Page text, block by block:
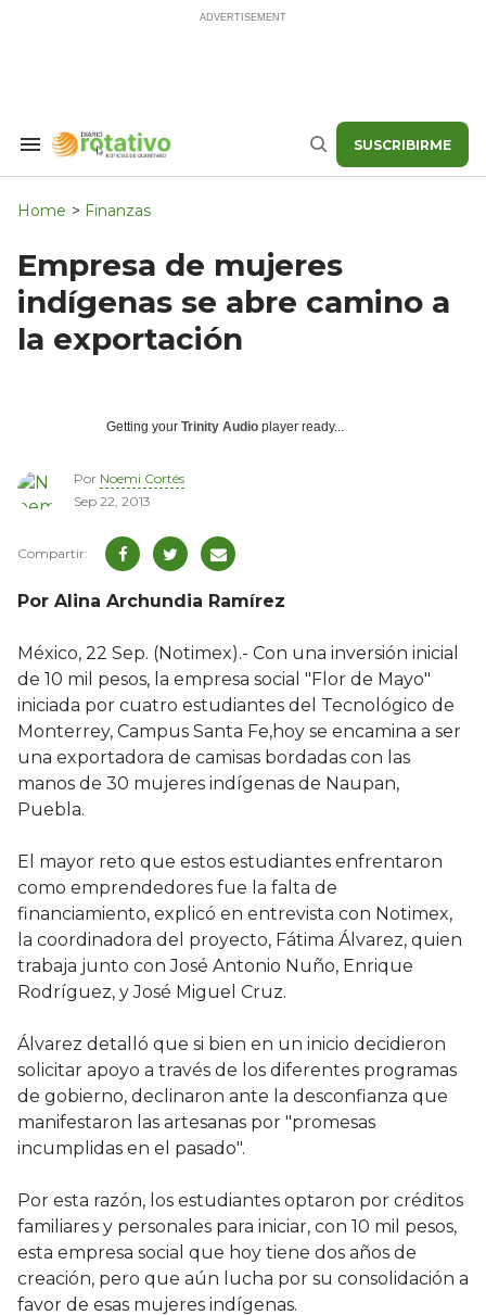
Search
Navigation
Buscar SUSCRIBIRME
Home > Finanzas
Empresa de mujeres
indígenas se abre camino a
la exportación
Getting your Trinity Audio player ready...
Por Noemi Cortés
Sep 22, 2013
Por Alina Archundia Ramírez
México, 22 Sep. (Notimex).- Con una inversión inicial
de 10 mil pesos, la empresa social "Flor de Mayo"
iniciada por cuatro estudiantes del Tecnológico de
Monterrey, Campus Santa Fe,hoy se encamina a ser
una exportadora de camisas bordadas con las
manos de 30 mujeres indígenas de Naupan,
Puebla.
El mayor reto que estos estudiantes enfrentaron
como emprendedores fue la falta de
financiamiento, explicó en entrevista con Notimex,
la coordinadora del proyecto, Fátima Álvarez, quien
trabaja junto con José Antonio Nuño, Enrique
Rodríguez, y José Miguel Cruz.
Álvarez detalló que si bien en un inicio decidieron
solicitar apoyo a través de los diferentes programas
de gobierno, declinaron ante la desconfianza que
manifestaron las artesanas por "promesas
incumplidas en el pasado".
Por esta razón, los estudiantes optaron por créditos
familiares y personales para iniciar, con 10 mil pesos,
esta empresa social que hoy tiene dos años de
creación, pero que aún lucha por su consolidación a
favor de esas mujeres indígenas.